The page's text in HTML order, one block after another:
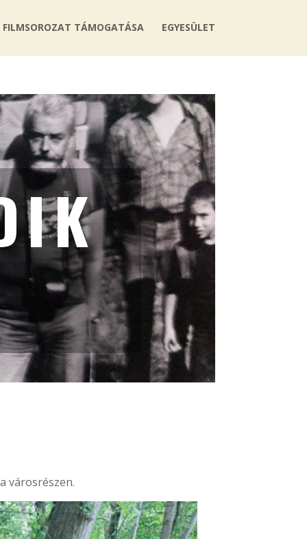
FILMSOROZAT TÁMOGATÁSA EGYESÜLET
városrészen.